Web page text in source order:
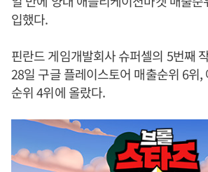
입했다.
핀란드 게임개발회사 슈퍼셀의 5번째
28일 구글 플레이스토어 매출순위 6위,
순위 4위에 올랐다.